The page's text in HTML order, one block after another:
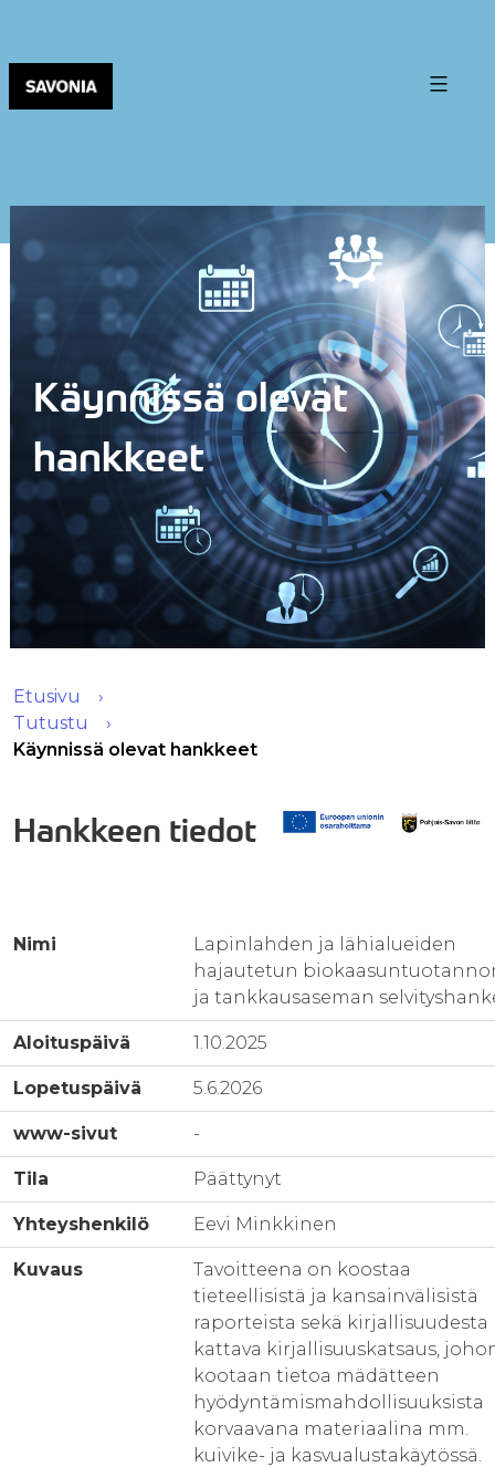
Käynnissä olevat
hankkeet
Etusivu
Tutustu
Käynnissä olevat hankkeet
Hankkeen tiedot
Nimi
Lapinlahden ja lähialueiden
hajautetun
ja tankkausaseman
Aloituspäivä 1.10.2025
Lopetuspäivä 5.6.2026
www-sivut -
Tila Päättynyt
Yhteyshenkilö Eevi Minkkinen
Kuvaus
Tavoitteena on koostaa
tieteellisistä ja kansainvälisistä
raporteista sekä kirjallisuudesta
kattava kirjallisuuskatsaus,
kootaan tietoa mädätteen
hyödyntämismahdollisuuksista
korvaavana materiaalina mm.
kuivike- ja kasvualustakäytössä.